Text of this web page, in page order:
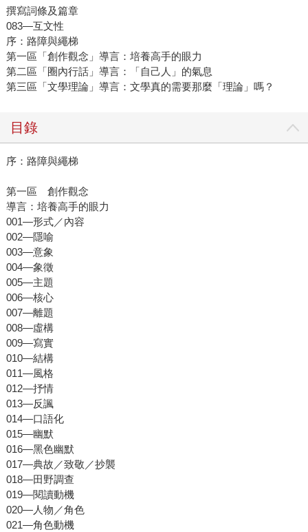
撰寫詞條及篇章
083—互文性
序：路障與繩梯
第一區「創作觀念」導言：培養高手的眼力
第二區「圈內行話」導言：「自己人」的氣息
第三區「文學理論」導言：文學真的需要那麼「理論」嗎？
目錄
序：路障與繩梯
第一區 創作觀念
導言：培養高手的眼力
001—形式／內容
002—隱喻
003—意象
004—象徵
005—主題
006—核心
007—離題
008—虛構
009—寫實
010—結構
011—風格
012—抒情
013—反諷
014—口語化
015—幽默
016—黑色幽默
017—典故／致敬／抄襲
018—田野調查
019—閱讀動機
020—人物／角色
021—角色動機